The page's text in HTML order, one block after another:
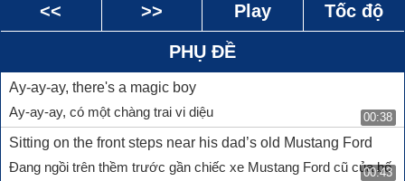
PHỤ ĐỀ
Ay-ay-ay, there's a magic boy
Ay-ay-ay, có một chàng trai vi diệu
00:38
Sitting on the front steps near his dad’s old Mustang Ford
Đang ngồi trên thềm trước gần chiếc xe Mustang Ford cũ của bố
00:43
<< >> Play Tốc độ